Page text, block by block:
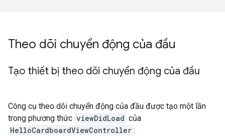
Theo dõi chuyển động của đầu
Tạo thiết bị theo dõi chuyển động của đầu
Công cụ theo dõi chuyển động của đầu được tạo một lần
trong phương thức viewDidLoad của
HelloCardboardViewController :